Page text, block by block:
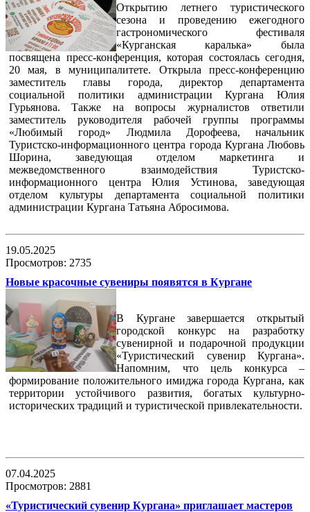
Открытию летнего туристического
сезона и проведению ежегодного
гастрономического фестиваля
«Курганская каралька» была
посвящена пресс-конференция, которая состоялась сегодня,
20 мая, в муниципалитете. Открыла пресс-конференцию
заместитель главы города, директор департамента
социальной политики администрации Кургана Юлия
Гурьянова. Также на вопросы журналистов ответили
заместитель руководителя рабочей группы программы
«Любимый город» Людмила Дорофеева, начальник
Туристско-информационного центра города Кургана Любовь
Шорина, заведующая отделом маркетинга и
межведомственного взаимодействия Туристско-
информационного центра Юлия Устинова, заведующая
отделом культуры департамента социальной политики
администрации Кургана Татьяна Абросимова.
19.05.2025
Просмотров: 2735
Новые красочные сувениры появятся в Кургане
В Кургане завершается открытый
городской конкурс на разработку
сувенирной и подарочной продукции
«Туристический сувенир Кургана».
Напомним, что цель конкурса –
формирование положительного имиджа города Кургана, как
территории устойчивого развития, богатых культурно-
исторических традиций и туристической привлекательности.
07.04.2025
Просмотров: 2881
«Туристический сувенир Кургана» приглашает мастеров